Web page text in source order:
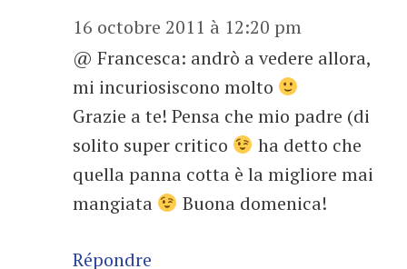
16 octobre 2011 à 12:20 pm
@ Francesca: andrò a vedere allora,
mi incuriosiscono molto
Grazie a te! Pensa che mio padre (di
solito super critico
ha detto che
quella panna cotta è la migliore mai
mangiata
Buona domenica!
Répondre